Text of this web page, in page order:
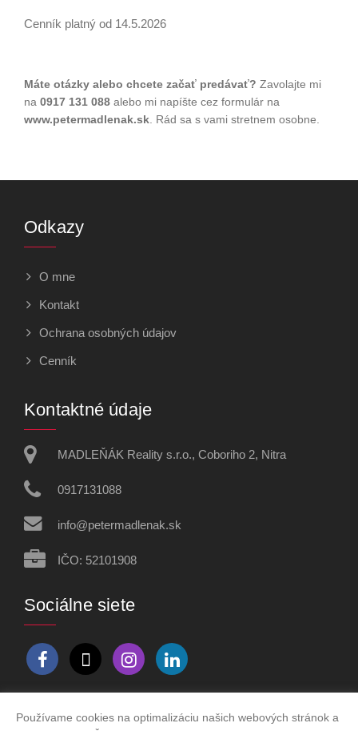
Cenník platný od 14.5.2026
Máte otázky alebo chcete začať predávať? Zavolajte mi
na 0917 131 088 alebo mi napíšte cez formulár na
www.petermadlenak.sk . Rád sa s vami stretnem osobne.
Odkazy
O mne
Kontakt
Ochrana osobných údajov
Cenník
Kontaktné údaje
MADLEŇÁK Reality s.r.o., Coboriho 2, Nitra
0917131088
info@petermadlenak.sk
IČO: 52101908
Sociálne siete
Používame cookies na optimalizáciu našich webových stránok a